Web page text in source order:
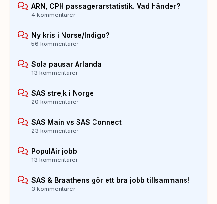
ARN, CPH passagerarstatistik. Vad händer?
4 kommentarer
Ny kris i Norse/Indigo?
56 kommentarer
Sola pausar Arlanda
13 kommentarer
SAS strejk i Norge
20 kommentarer
SAS Main vs SAS Connect
23 kommentarer
PopulAir jobb
13 kommentarer
SAS & Braathens gör ett bra jobb tillsammans!
3 kommentarer